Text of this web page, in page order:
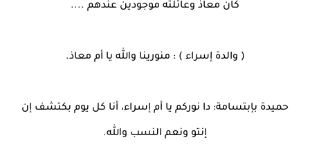
كان معاذ وعائلته موجودين عندهم ....
( والدة إسراء ) : منورينا والله يا أم معاذ.
حميدة بإبتسامة: دا نوركم يا أم إسراء، أنا كل يوم بكتشف إن
إنتو ونعم النسب والله.